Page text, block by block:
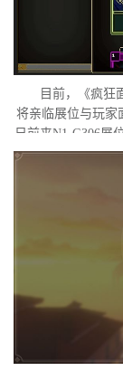
目前，《疯狂
将亲临展位与玩家
日前来N1-G306展